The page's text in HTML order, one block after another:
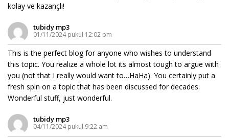
kolay ve kazançlı!
tubidy mp3
01/11/2024 pukul 12:02 pm
This is the perfect blog for anyone who wishes to understand
this topic. You realize a whole lot its almost tough to argue with
you (not that I really would want to…HaHa). You certainly put a
fresh spin on a topic that has been discussed for decades.
Wonderful stuff, just wonderful.
tubidy mp3
04/11/2024 pukul 9:22 am